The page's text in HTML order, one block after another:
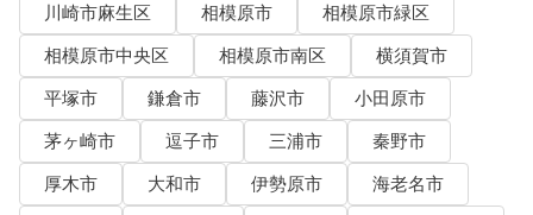
川崎市麻生区
相模原市
相模原市緑区
相模原市中央区
相模原市南区
横須賀市
平塚市
鎌倉市 藤沢市
小田原市
茅ヶ崎市
逗子市 三浦市
秦野市
厚木市
大和市 伊勢原市
海老名市